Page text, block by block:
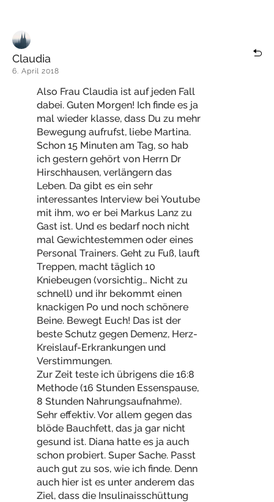
Claudia
6. April 2018
Also Frau Claudia ist auf jeden Fall
dabei. Guten Morgen! Ich finde es ja
mal wieder klasse, dass Du zu mehr
Bewegung aufrufst, liebe Martina.
Schon 15 Minuten am Tag, so hab
ich gestern gehört von Herrn Dr
Hirschhausen, verlängern das
Leben. Da gibt es ein sehr
interessantes Interview bei Youtube
mit ihm, wo er bei Markus Lanz zu
Gast ist. Und es bedarf noch nicht
mal Gewichtestemmen oder eines
Personal Trainers. Geht zu Fuß, lauft
Treppen, macht täglich 10
Kniebeugen (vorsichtig… Nicht zu
schnell) und ihr bekommt einen
knackigen Po und noch schönere
Beine. Bewegt Euch! Das ist der
beste Schutz gegen Demenz, Herz-
Kreislauf-Erkrankungen und
Verstimmungen.
Zur Zeit teste ich übrigens die 16:8
Methode (16 Stunden Essenspause,
8 Stunden Nahrungsaufnahme).
Sehr effektiv. Vor allem gegen das
blöde Bauchfett, das ja gar nicht
gesund ist. Diana hatte es ja auch
schon probiert. Super Sache. Passt
auch gut zu sos, wie ich finde. Denn
auch hier ist es unter anderem das
Ziel, dass die Insulinaisschüttung